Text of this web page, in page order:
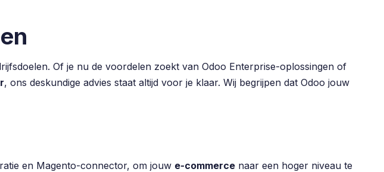
Of je nu de voordelen zoekt van Odoo Enterprise-oplossingen of
, ons deskundige advies staat altijd voor je klaar. Wij begrijpen dat Odoo jouw
en Magento-connector, om jouw e-commerce naar een hoger niveau te